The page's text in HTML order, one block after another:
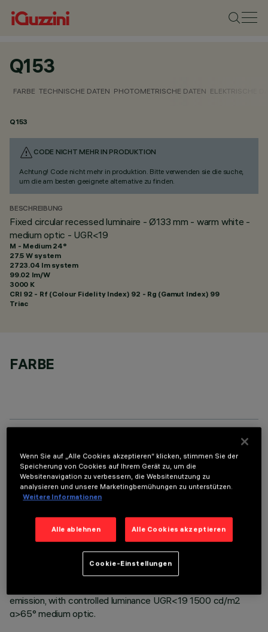
Q153
FARBE TECHNISCHE DATEN PHOTOMETRISCHE DATEN ELEKTRISCHE
Q153
CODE NICHT MEHR IN PRODUKTION
Achtung! Code nicht mehr in produktion. Bitte verwenden sie die suche,
um die am besten geeignete alternative zu finden.
BESCHREIBUNG
Fixed circular recessed luminaire - Ø133 mm - warm white -
medium optic - UGR<19
M - Medium 24°
27.5 W system
2723.04 lm system
99.02 lm/W
3000 K
CRI 92 - Rf (Colour Fidelity Index) 92 - Rg (Gamut Index) 99
Triac
FARBE
TECHNISCHE DATEN
LETZTES UPDATE: 01.08.2026
BESCHREIBUNG
Fixed round luminaire designed to use a LED lamp with C.O.B.
technology. Version without rim for mounting flush with
with an anti-scratch protective layer. Die-cast aluminium
body and passive dissipation system. Product complete with
emission, with controlled luminance UGR<19 1500 cd/m2
α>65° medium optic.
Wenn Sie auf „Alle Cookies akzeptieren“ klicken, stimmen Sie der
Speicherung von Cookies auf Ihrem Gerät zu, um die
Websitenavigation zu verbessern, die Websitenutzung zu
analysieren und unsere Marketingbemühungen zu unterstützen.
Weitere Informationen
Alle ablehnen Alle Cookies akzeptieren
Cookie-Einstellungen